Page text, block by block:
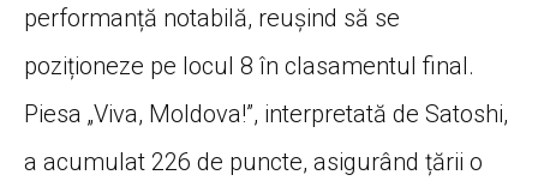
performanță notabilă, reușind să se
poziționeze pe locul 8 în clasamentul final.
Piesa „Viva, Moldova!”, interpretată de Satoshi,
a acumulat 226 de puncte, asigurând țării o